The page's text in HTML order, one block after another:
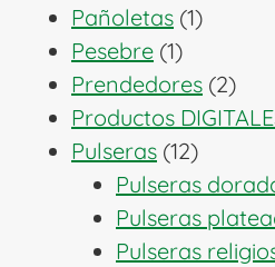
Pañoletas 11
Pesebre 11
producto
Prendedores 22
Productos
Pulseras 1212
Pulseras
Pulseras
Pulseras